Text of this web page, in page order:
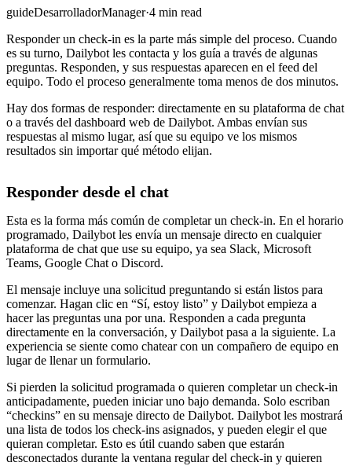
guideDesarrolladorManager·4 min read
Responder un check-in es la parte más simple del proceso. Cuando
es su turno, Dailybot les contacta y los guía a través de algunas
preguntas. Responden, y sus respuestas aparecen en el feed del
equipo. Todo el proceso generalmente toma menos de dos minutos.
Hay dos formas de responder: directamente en su plataforma de chat
o a través del dashboard web de Dailybot. Ambas envían sus
respuestas al mismo lugar, así que su equipo ve los mismos
resultados sin importar qué método elijan.
Responder desde el chat
Esta es la forma más común de completar un check-in. En el horario
programado, Dailybot les envía un mensaje directo en cualquier
plataforma de chat que use su equipo, ya sea Slack, Microsoft
Teams, Google Chat o Discord.
El mensaje incluye una solicitud preguntando si están listos para
comenzar. Hagan clic en “Sí, estoy listo” y Dailybot empieza a
hacer las preguntas una por una. Responden a cada pregunta
directamente en la conversación, y Dailybot pasa a la siguiente. La
experiencia se siente como chatear con un compañero de equipo en
lugar de llenar un formulario.
Si pierden la solicitud programada o quieren completar un check-in
anticipadamente, pueden iniciar uno bajo demanda. Solo escriban
“checkins” en su mensaje directo de Dailybot. Dailybot les mostrará
una lista de todos los check-ins asignados, y pueden elegir el que
quieran completar. Esto es útil cuando saben que estarán
desconectados durante la ventana regular del check-in y quieren